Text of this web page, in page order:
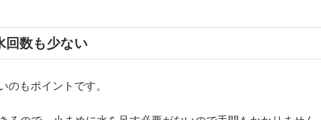
回数も少ない
のもポイントです。